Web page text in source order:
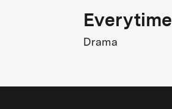
Everytime
Drama